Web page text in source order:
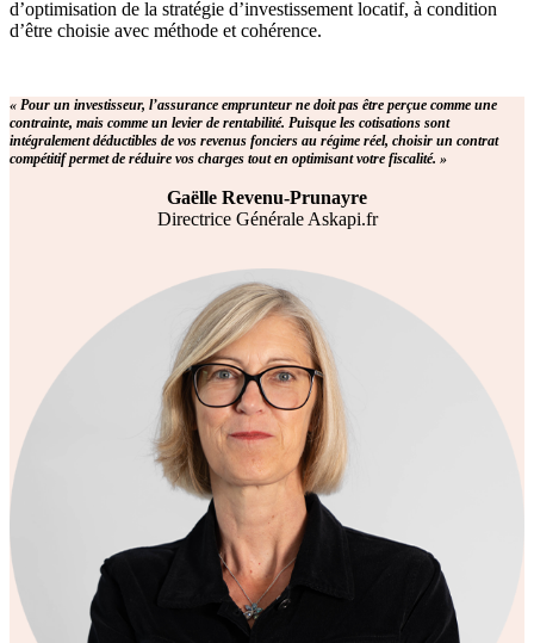
d’optimisation de la stratégie d’investissement locatif, à condition
d’être choisie avec méthode et cohérence.
« Pour un investisseur, l’assurance emprunteur ne doit pas être perçue comme une
contrainte, mais comme un levier de rentabilité. Puisque les cotisations sont
intégralement déductibles de vos revenus fonciers au régime réel, choisir un contrat
compétitif permet de réduire vos charges tout en optimisant votre fiscalité. »
Gaëlle Revenu-Prunayre
Directrice Générale Askapi.fr